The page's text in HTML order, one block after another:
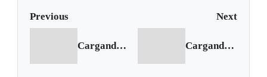
Previous Next
Cargando anterior... Cargando siguiente...